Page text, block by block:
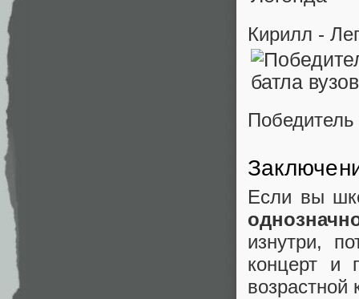
Кирилл -
Победитель
Если вы
изнутри,
концерт и
возрастной